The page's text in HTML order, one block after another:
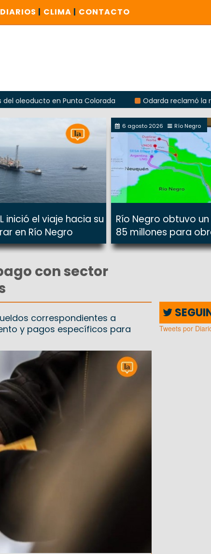
| CLIMA | CONTACTO
en Punta Colorada
Odarda reclamó la
inició el viaje hacia su
en Río Negro
6 agosto 2026 Río Negro
Río Negro obtuvo
85 millones para
con sector
correspondientes a
y pagos específicos para
Tweets por